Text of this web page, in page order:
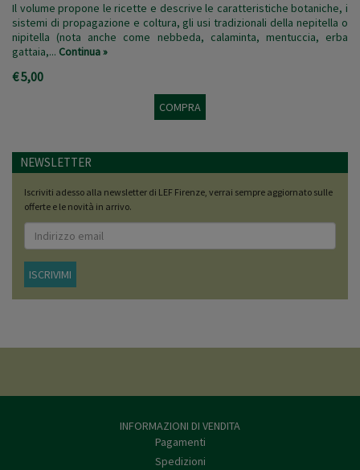
Il volume propone le ricette e descrive le caratteristiche botaniche, i
sistemi di propagazione e coltura, gli usi tradizionali della nepitella o
nipitella (nota anche come nebbeda, calaminta, mentuccia, erba
gattaia,... Continua »
€ 5,00
COMPRA
NEWSLETTER
Iscriviti adesso alla newsletter di LEF Firenze, verrai sempre aggiornato sulle
offerte e le novità in arrivo.
ISCRIVIMI
INFORMAZIONI DI VENDITA
Pagamenti
Spedizioni